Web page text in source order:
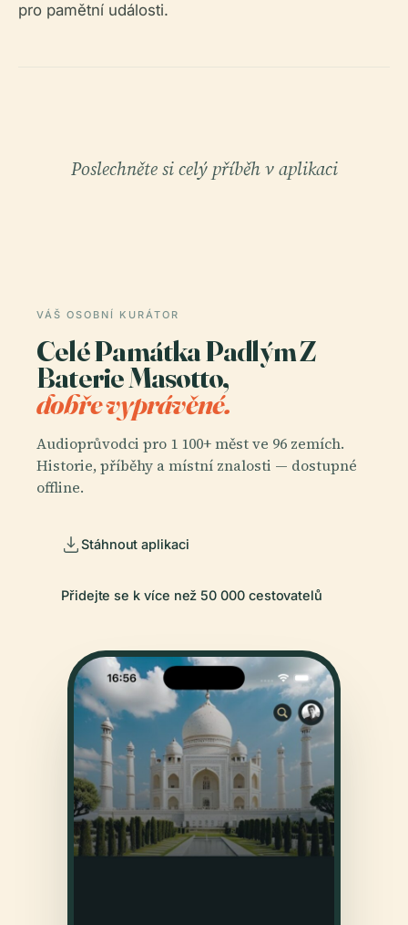
pro pamětní události.
Poslechněte si celý příběh v aplikaci
VÁŠ OSOBNÍ KURÁTOR
Celé Památka Padlým Z
Baterie Masotto,
dobře vyprávěné.
Audioprůvodci pro 1 100+ měst ve 96 zemích.
Historie, příběhy a místní znalosti — dostupné
offline.
Stáhnout aplikaci
Přidejte se k více než 50 000 cestovatelů